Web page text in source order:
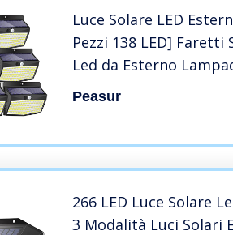
Luce Solare LED
Pezzi 138 LED] Faretti
Led da Esterno
Esterno con Sensore di
Peasur
266 LED Luce Solare
3 Modalità Luci Solari